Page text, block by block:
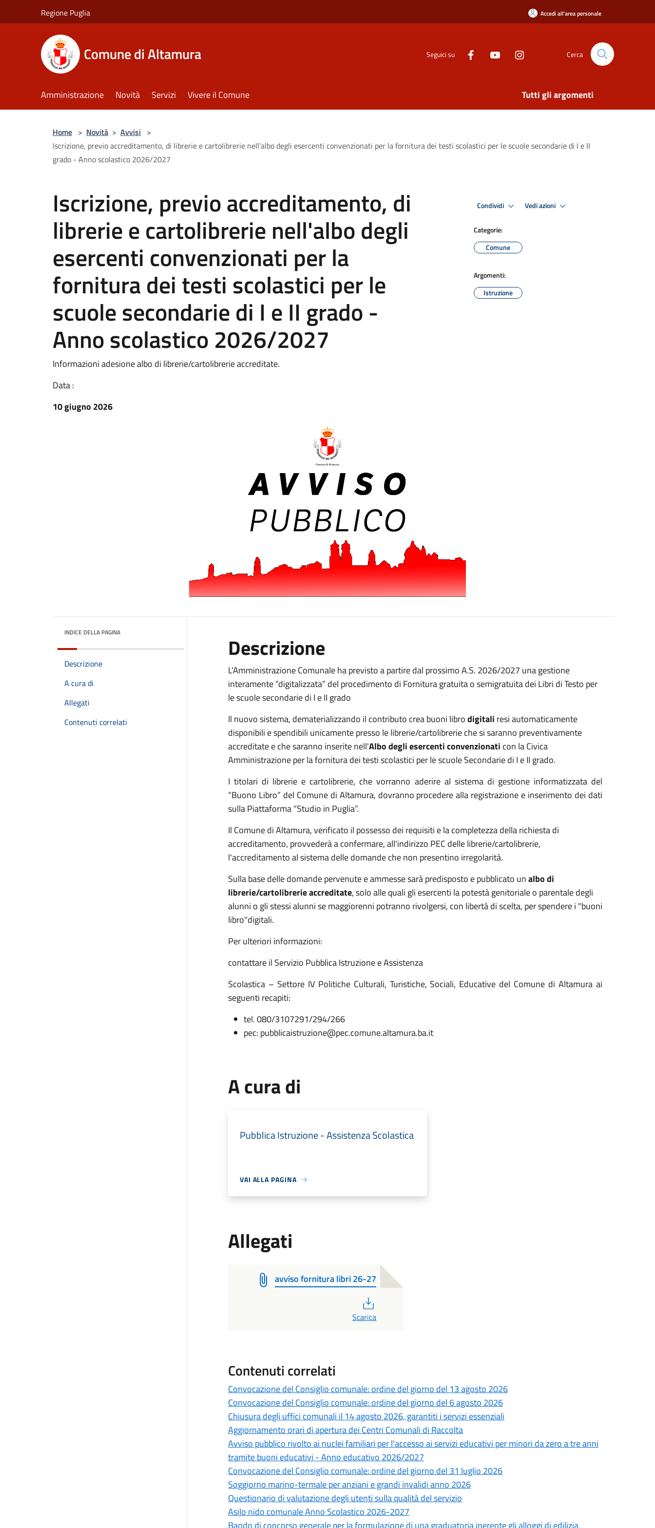
Regione Puglia Accedi all'area personale
Comune di Altamura Seguici su Cerca
Amministrazione Novità Servizi Vivere il Comune Tutti gli argomenti
Home > Novità > Avvisi >
Iscrizione, previo accreditamento, di librerie e cartolibrerie nell'albo degli esercenti convenzionati per la fornitura dei testi scolastici per le scuole secondarie di I e II
grado - Anno scolastico 2026/2027
Iscrizione, previo accreditamento, di
librerie e cartolibrerie nell'albo degli
esercenti convenzionati per la
fornitura dei testi scolastici per le
scuole secondarie di I e II grado -
Anno scolastico 2026/2027
Informazioni adesione albo di librerie/cartolibrerie accreditate.
Data :
10 giugno 2026
Condividi Vedi azioni
Categorie:
Comune
Argomenti:
Istruzione
INDICE DELLA PAGINA
Descrizione
A cura di
Allegati
Contenuti correlati
Descrizione
L’Amministrazione Comunale ha previsto a partire dal prossimo A.S. 2026/2027 una gestione
interamente “digitalizzata” del procedimento di Fornitura gratuita o semigratuita dei Libri di Testo per
le scuole secondarie di I e II grado
Il nuovo sistema, dematerializzando il contributo crea buoni librodigitali resi automaticamente
disponibili e spendibili unicamente presso le librerie/cartolibrerie che si saranno preventivamente
accreditate e che saranno inserite nell'Albo degli esercenti convenzionati con la Civica
Amministrazione per la fornitura dei testi scolastici per le scuole Secondarie di I e II grado.
I titolari di librerie e cartolibrerie, che vorranno aderire al sistema di gestione informatizzata del
“Buono Libro” del Comune di Altamura, dovranno procedere alla registrazione e inserimento dei dati
sulla Piattaforma “Studio in Puglia”.
Il Comune di Altamura, verificato il possesso dei requisiti e la completezza della richiesta di
accreditamento, provvederà a confermare, all'indirizzo PEC delle librerie/cartolibrerie,
l'accreditamento al sistema delle domande che non presentino irregolarità.
Sulla base delle domande pervenute e ammesse sarà predisposto e pubblicato unalbo di
librerie/cartolibrerie accreditate, solo alle quali gli esercenti la potestà genitoriale o parentale degli
alunni o gli stessi alunni se maggiorenni potranno rivolgersi, con libertà di scelta, per spendere i "buoni
libro"digitali.
Per ulteriori informazioni:
contattare il Servizio Pubblica Istruzione e Assistenza
Scolastica – Settore IV Politiche Culturali, Turistiche, Sociali, Educative del Comune di Altamura ai
seguenti recapiti:
tel. 080/3107291/294/266
pec: pubblicaistruzione@pec.comune.altamura.ba.it
A cura di
Pubblica Istruzione - Assistenza Scolastica
VAI ALLA PAGINA
Allegati
avviso fornitura libri 26-27
Scarica
Contenuti correlati
Convocazione del Consiglio comunale: ordine del giorno del 13 agosto 2026
Convocazione del Consiglio comunale: ordine del giorno del 6 agosto 2026
Chiusura degli uffici comunali il 14 agosto 2026, garantiti i servizi essenziali
Aggiornamento orari di apertura dei Centri Comunali di Raccolta
Avviso pubblico rivolto ai nuclei familiari per l'accesso ai servizi educativi per minori da zero a tre anni
tramite buoni educativi - Anno educativo 2026/2027
Convocazione del Consiglio comunale: ordine del giorno del 31 luglio 2026
Soggiorno marino-termale per anziani e grandi invalidi anno 2026
Questionario di valutazione degli utenti sulla qualità del servizio
Asilo nido comunale Anno Scolastico 2026-2027
Bando di concorso generale per la formulazione di una graduatoria inerente gli alloggi di edilizia